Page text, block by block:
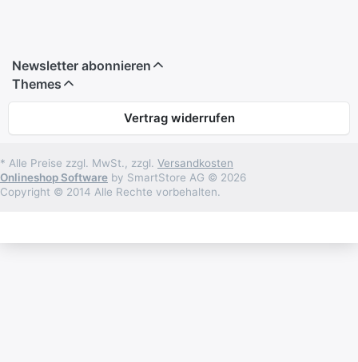
Newsletter abonnieren
Themes
Vertrag widerrufen
* Alle Preise zzgl. MwSt., zzgl. Versandkosten
Onlineshop Software by SmartStore AG © 2026
Copyright © 2014 Alle Rechte vorbehalten.